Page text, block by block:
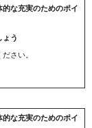
な充実のためのポイ
う
さい。
な充実のためのポイ